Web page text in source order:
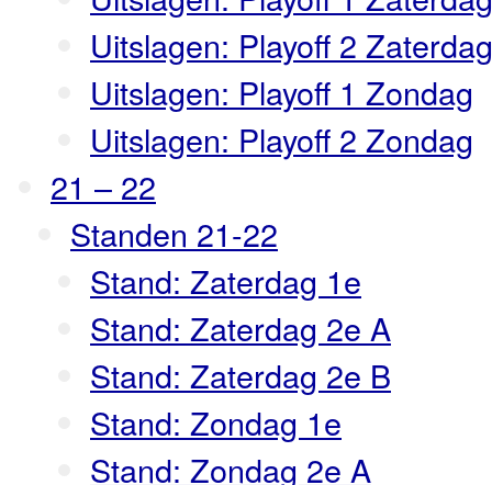
Uitslagen: Playoff 2 Zaterdag
Uitslagen: Playoff 1 Zondag
Uitslagen: Playoff 2 Zondag
21 – 22
Standen 21-22
Stand: Zaterdag 1e
Stand: Zaterdag 2e A
Stand: Zaterdag 2e B
Stand: Zondag 1e
Stand: Zondag 2e A